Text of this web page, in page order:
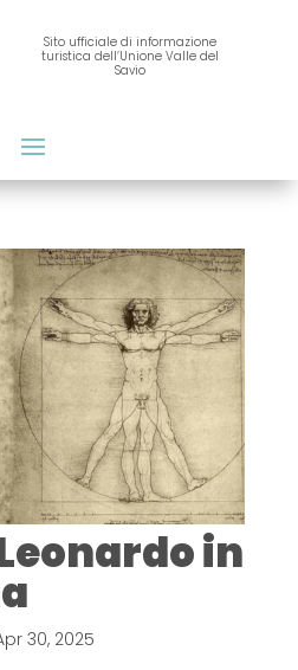
Sito ufficiale di informazione
turistica dell’Unione Valle del
Savio
in
30, 2025